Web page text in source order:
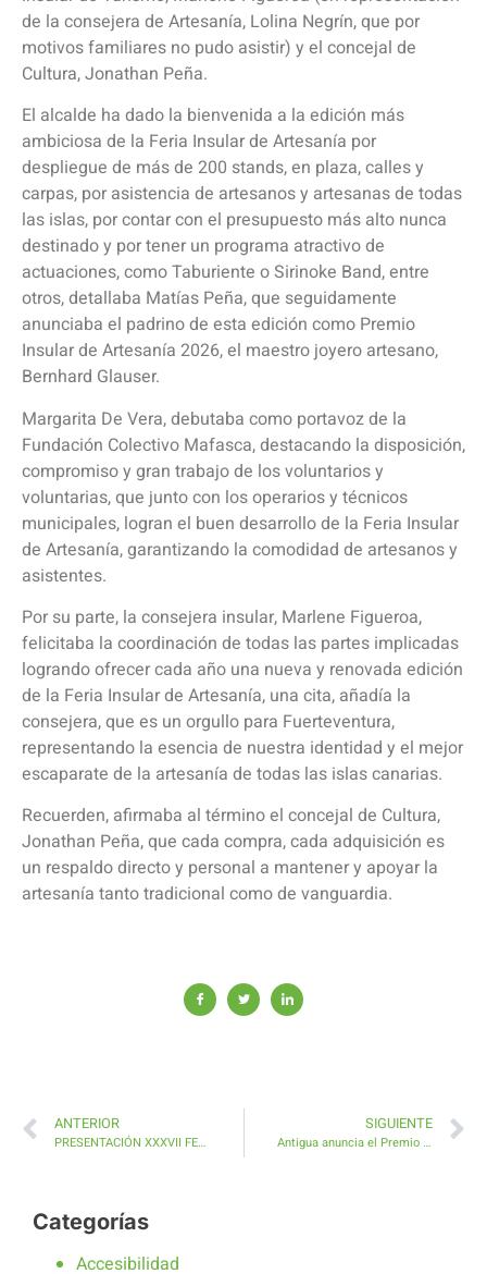
de la consejera de Artesanía, Lolina Negrín, que por
motivos familiares no pudo asistir) y el concejal de
Cultura, Jonathan Peña.
El alcalde ha dado la bienvenida a la edición más
ambiciosa de la Feria Insular de Artesanía por
despliegue de más de 200 stands, en plaza, calles y
carpas, por asistencia de artesanos y artesanas de todas
las islas, por contar con el presupuesto más alto nunca
destinado y por tener un programa atractivo de
actuaciones, como Taburiente o Sirinoke Band, entre
otros, detallaba Matías Peña, que seguidamente
anunciaba el padrino de esta edición como Premio
Insular de Artesanía 2026, el maestro joyero artesano,
Bernhard Glauser.
Margarita De Vera, debutaba como portavoz de la
Fundación Colectivo Mafasca, destacando la disposición,
compromiso y gran trabajo de los voluntarios y
voluntarias, que junto con los operarios y técnicos
municipales, logran el buen desarrollo de la Feria Insular
de Artesanía, garantizando la comodidad de artesanos y
asistentes.
Por su parte, la consejera insular, Marlene Figueroa,
felicitaba la coordinación de todas las partes implicadas
logrando ofrecer cada año una nueva y renovada edición
de la Feria Insular de Artesanía, una cita, añadía la
consejera, que es un orgullo para Fuerteventura,
representando la esencia de nuestra identidad y el mejor
escaparate de la artesanía de todas las islas canarias.
Recuerden, afirmaba al término el concejal de Cultura,
Jonathan Peña, que cada compra, cada adquisición es
un respaldo directo y personal a mantener y apoyar la
artesanía tanto tradicional como de vanguardia.
ANTERIOR
PRESENTACIÓN XXXVII FERIA INSULAR DE ARTESANÍA FUERTEVENTURA 2026
SIGUIENTE
Antigua anuncia el Premio Insular de Artesanía el joyero de oficio Bernhard Glauser
Categorías
Accesibilidad